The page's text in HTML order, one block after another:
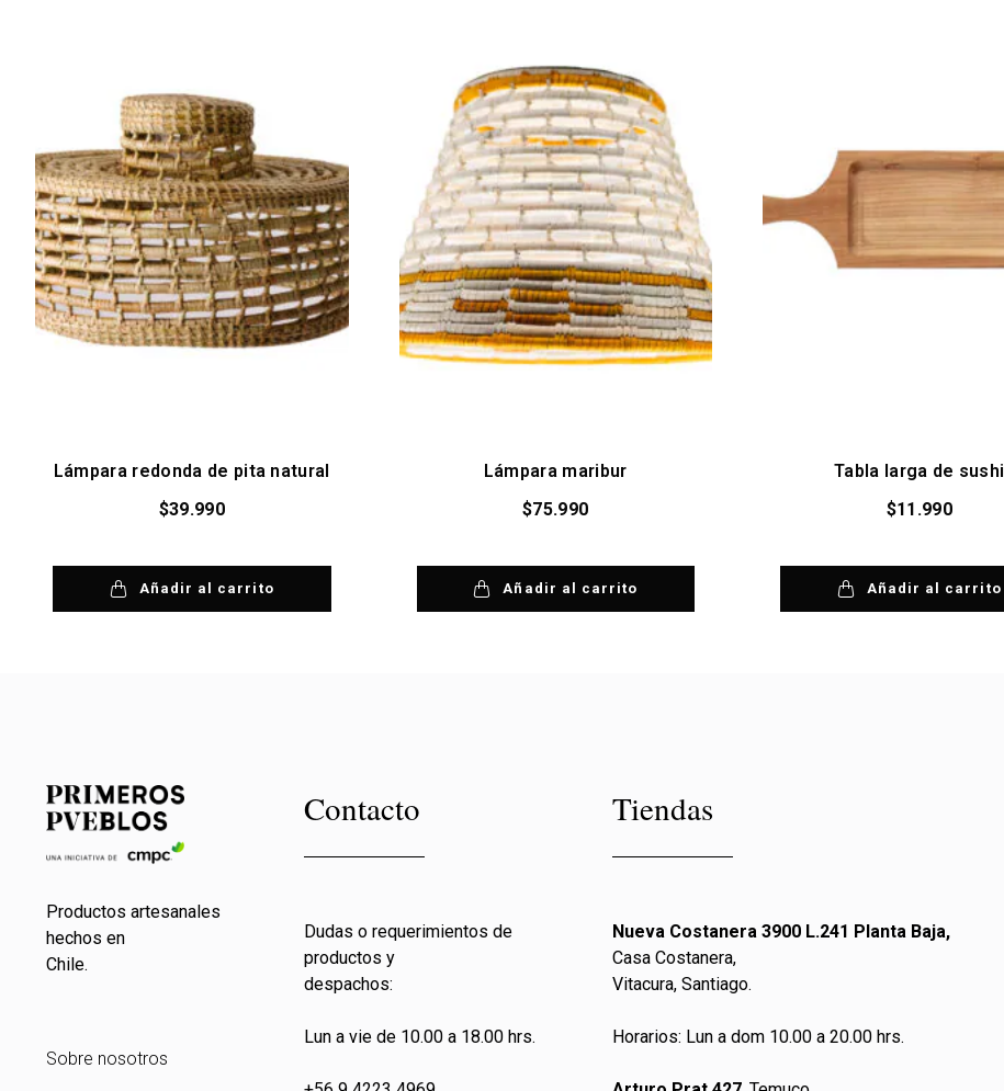
Lámpara redonda de pita natural
$39.990
Añadir al carrito
Lámpara maribur
$75.990
Añadir al carrito
Tabla larga de sushi
$11.990
Añadir al carrito
Productos artesanales
hechos en
Chile.
Sobre nosotros
Contacto
Dudas o requerimientos de
productos y
despachos:
Lun a vie de 10.00 a 18.00 hrs.
Tiendas
Nueva Costanera 3900 L.241 Planta Baja,
Casa Costanera,
Vitacura, Santiago.
Horarios: Lun a dom 10.00 a 20.00 hrs.